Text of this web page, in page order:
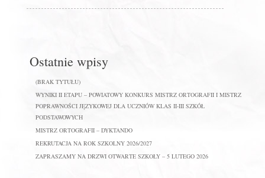
Ostatnie wpisy
(BRAK TYTUŁU)
WYNIKI II ETAPU – POWIATOWY KONKURS MISTRZ ORTOGRAFII I MISTRZ
POPRAWNOŚCI JĘZYKOWEJ DLA UCZNIÓW KLAS II-III SZKÓŁ
PODSTAWOWYCH
MISTRZ ORTOGRAFII – DYKTANDO
REKRUTACJA NA ROK SZKOLNY 2026/2027
ZAPRASZAMY NA DRZWI OTWARTE SZKOŁY – 5 LUTEGO 2026